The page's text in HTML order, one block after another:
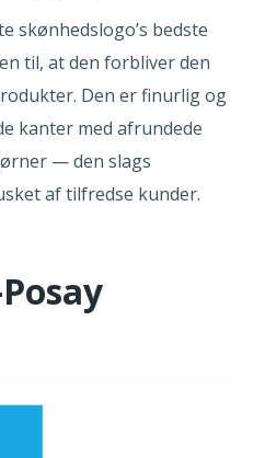
skønhedslogo’s bedste
til, at den forbliver den
Den er finurlig og
kanter med afrundede
— den slags
af tilfredse kunder.